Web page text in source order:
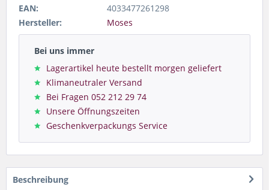
EAN:
4033477261298
Hersteller:
Moses
Bei uns immer
Lagerartikel heute bestellt morgen geliefert
Klimaneutraler Versand
Bei Fragen 052 212 29 74
Unsere Öffnungszeiten
Geschenkverpackungs Service
Beschreibung